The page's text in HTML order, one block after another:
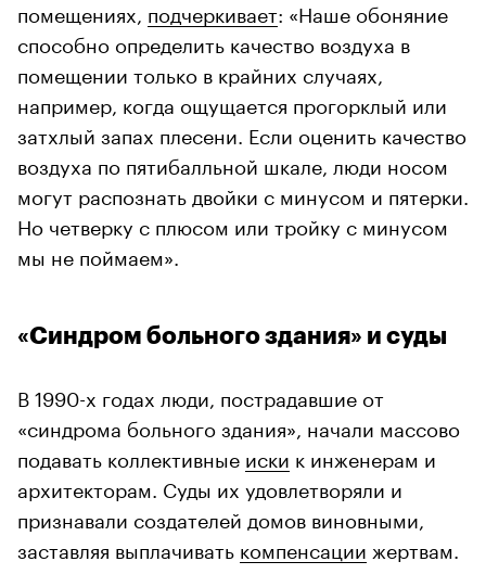
помещениях, подчеркивает: «Наше обоняние
способно определить качество воздуха в
помещении только в крайних случаях,
например, когда ощущается прогорклый или
затхлый запах плесени. Если оценить качество
воздуха по пятибалльной шкале, люди носом
могут распознать двойки с минусом и пятерки.
Но четверку с плюсом или тройку с минусом
мы не поймаем».
«Синдром больного здания» и суды
В 1990-х годах люди, пострадавшие от
«синдрома больного здания», начали массово
подавать коллективные иски к инженерам и
архитекторам. Суды их удовлетворяли и
признавали создателей домов виновными,
заставляя выплачивать компенсации жертвам.